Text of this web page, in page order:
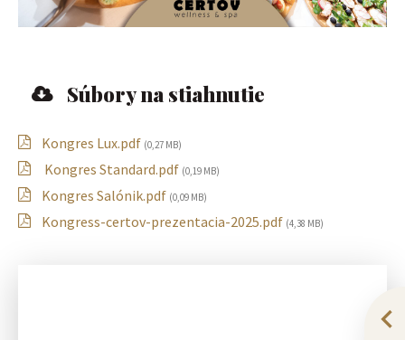
Súbory na stiahnutie
Kongres Lux.pdf (0,27 MB)
Kongres Standard.pdf (0,19 MB)
Kongres Salónik.pdf (0,09 MB)
Kongress-certov-prezentacia-2025.pdf (4,38 MB)